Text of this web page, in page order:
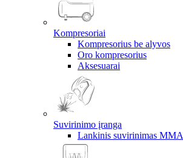
Kompresoriai
Kompresorius be alyvos
Oro kompresorius
Aksesuarai
Suvirinimo įranga
Lankinis suvirinimas MMA